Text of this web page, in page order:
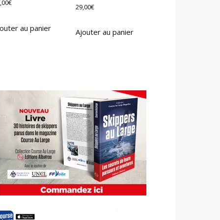
€
au panier
29,00€
Ajouter au panier